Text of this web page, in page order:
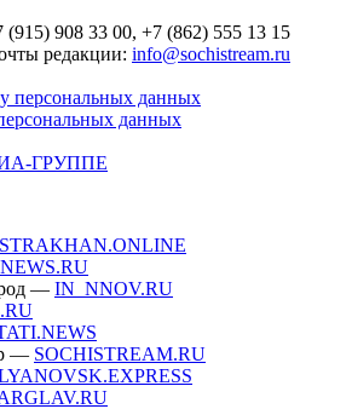
908 33 00, +7 (862) 555 13 15
редакции: info@sochistream.ru
персональных данных
данных
ГРУППЕ
— IN_NNOV.RU
— SOCHISTREAM.RU